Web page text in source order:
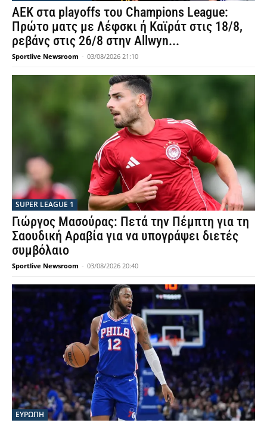
ΑΕΚ στα playoffs του Champions League:
Πρώτο ματς με Λέφσκι ή Καϊράτ στις 18/8,
ρεβάνς στις 26/8 στην Allwyn...
Sportlive Newsroom - 03/08/2026 21:10
SUPER LEAGUE 1
Γιώργος Μασούρας: Πετά την Πέμπτη για τη
Σαουδική Αραβία για να υπογράψει διετές
συμβόλαιο
Sportlive Newsroom - 03/08/2026 20:40
ΕΥΡΩΠΗ